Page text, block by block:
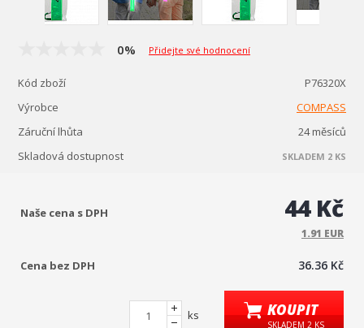
0% Přidejte své hodnocení
Kód zboží
P76320X
Výrobce
COMPASS
Záruční lhůta
24 měsíců
Skladová dostupnost
SKLADEM 2 KS
Naše cena s DPH 44 Kč
1.91 EUR
Cena bez DPH 36.36 Kč
ks KOUPIT
SKLADEM 2 KS